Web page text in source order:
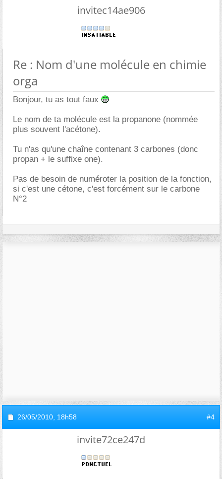
invitec14ae906
Re : Nom d'une molécule en chimie
orga
Bonjour, tu as tout faux
Le nom de ta molécule est la propanone (nommée
plus souvent l'acétone).
Tu n'as qu'une chaîne contenant 3 carbones (donc
propan + le suffixe one).
Pas de besoin de numéroter la position de la fonction,
si c'est une cétone, c'est forcément sur le carbone
N°2
26/05/2010, 18h58 #4
invite72ce247d